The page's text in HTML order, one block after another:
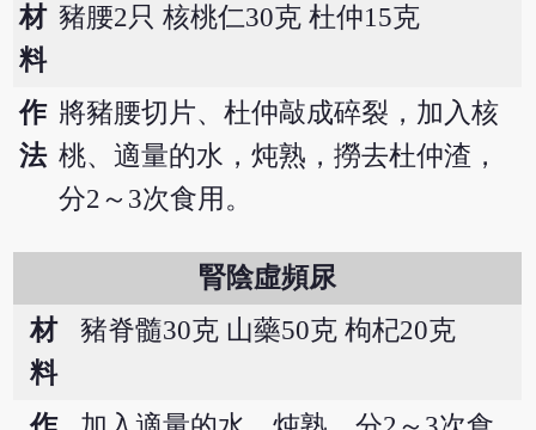
材
料
豬腰2只 核桃仁30克 杜仲15克
作
法
將豬腰切片、杜仲敲成碎裂，加入核
桃、適量的水，炖熟，撈去杜仲渣，
分2～3次食用。
腎陰虛頻尿
材
料
豬脊髓30克 山藥50克 枸杞20克